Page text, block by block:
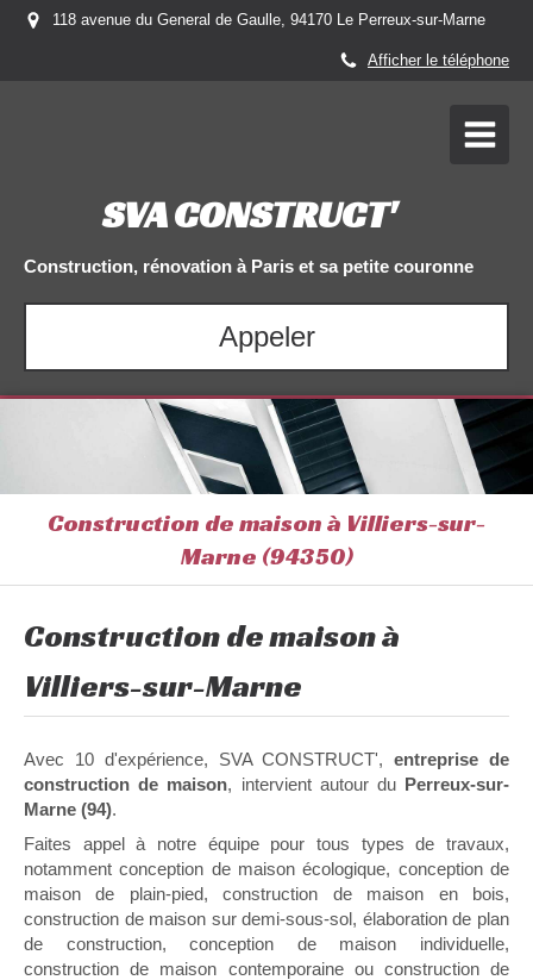
118 avenue du General de Gaulle, 94170 Le Perreux-sur-Marne
Afficher le téléphone
SVA CONSTRUCT'
Construction, rénovation à Paris et sa petite couronne
Appeler
Construction de maison à Villiers-sur-
Marne (94350)
Construction de maison à
Villiers-sur-Marne
Avec 10 d'expérience, SVA CONSTRUCT',entreprise de
construction de maison, intervient autour du Perreux-sur-
Marne (94).
Faites appel à notre équipe pour tous types de travaux,
notamment conception de maison écologique, conception de
maison de plain-pied, construction de maison en bois,
construction de maison sur demi-sous-sol, élaboration de plan
de construction, conception de maison individuelle,
construction de maison contemporaine ou construction de